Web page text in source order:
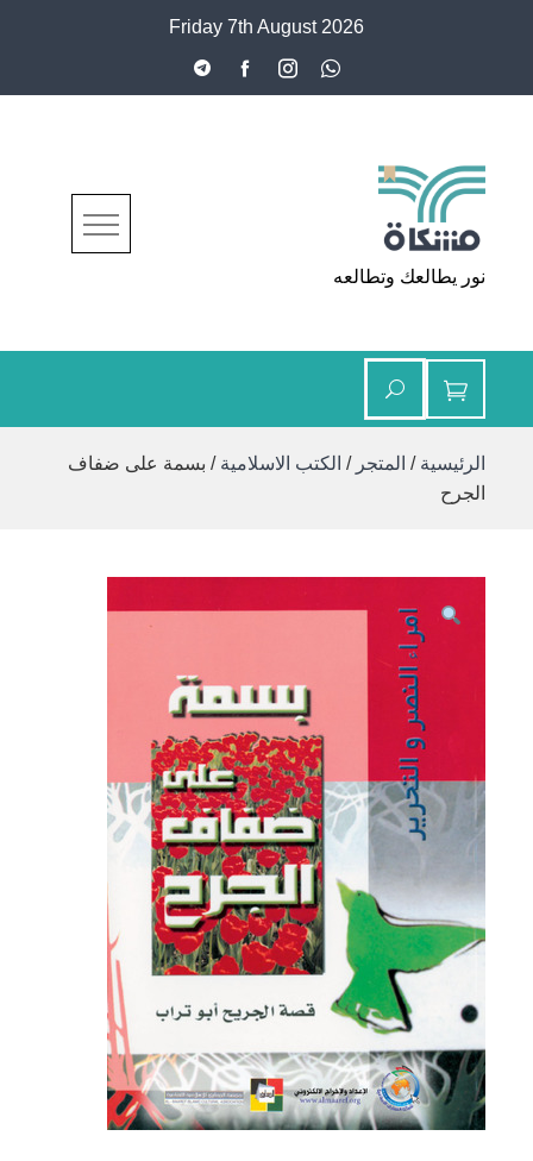
Friday 7th August 2026
مشكاة
نور يطالعك وتطالعه
الرئيسية / المتجر / الكتب الاسلامية / بسمة على ضفاف
الجرح